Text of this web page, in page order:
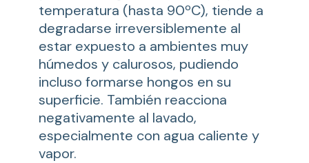
temperatura (hasta 90ºC), tiende a
degradarse irreversiblemente al
estar expuesto a ambientes muy
húmedos y calurosos, pudiendo
incluso formarse hongos en su
superficie. También reacciona
negativamente al lavado,
especialmente con agua caliente y
vapor.